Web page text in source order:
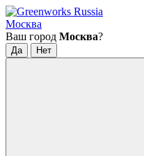
Москва
Ваш город Москва?